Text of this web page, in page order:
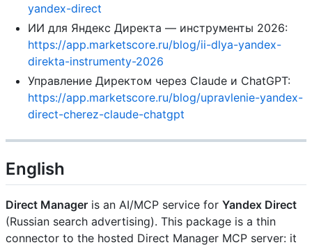
yandex-direct
ИИ для Яндекс Директа — инструменты 2026:
https://app.marketscore.ru/blog/ii-dlya-yandex-
direkta-instrumenty-2026
Управление Директом через Claude и ChatGPT:
https://app.marketscore.ru/blog/upravlenie-yandex-
direct-cherez-claude-chatgpt
English
Direct Manager is an AI/MCP service for Yandex Direct
(Russian search advertising). This package is a thin
connector to the hosted Direct Manager MCP server: it